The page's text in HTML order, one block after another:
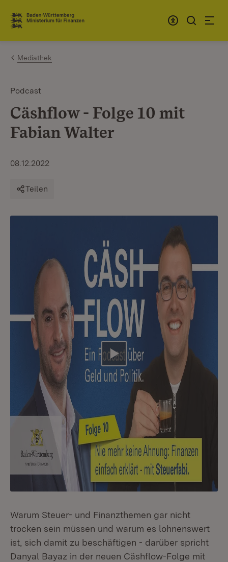
Zum Inhalt springen
Link zur Startseite
Mediathek
Podcast
Cäshflow - Folge 10 mit
Fabian Walter
08.12.2022
Teilen
Video abspielen
Warum Steuer- und Finanzthemen gar nicht
trocken sein müssen und warum es lohnenswert
ist, sich damit zu beschäftigen - darüber spricht
Danyal Bayaz in der neuen Cäshflow-Folge mit